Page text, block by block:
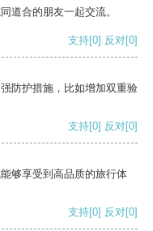
道合的朋友一起交流。
支持[0] 反对[0]
防护措施，比如增加双重验
支持[0] 反对[0]
够享受到高品质的旅行体
支持[0] 反对[0]